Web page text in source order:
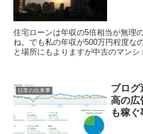
住宅ローンは年収の5倍相当が無理
ね。でも私の年収が500万円程度な
と場所にもよりますが中古のマンシ
日常の出来事
ブログ
高の広
も稼